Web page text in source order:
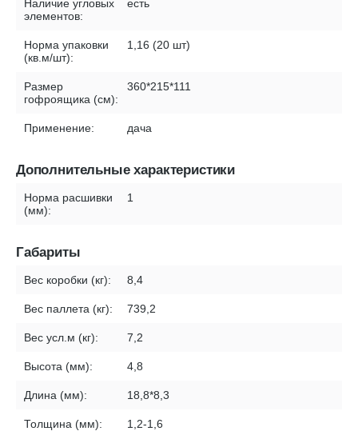
Наличие угловых
элементов:
есть
Норма упаковки
(кв.м/шт):
1,16 (20 шт)
Размер
гофроящика (см):
360*215*111
Применение: дача
Дополнительные характеристики
Норма расшивки
(мм):
1
Габариты
Вес коробки (кг): 8,4
Вес паллета (кг): 739,2
Вес усл.м (кг): 7,2
Высота (мм): 4,8
Длина (мм): 18,8*8,3
Толщина (мм): 1,2-1,6